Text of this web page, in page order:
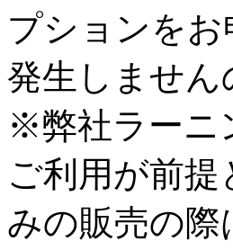
プションを
発生しませ
※弊社ラーニ
ご利用が前
みの販売の